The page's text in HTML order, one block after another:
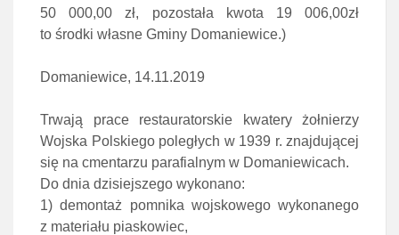
50 000,00 zł, pozostała kwota 19 006,00zł
to środki własne Gminy Domaniewice.)
Domaniewice, 14.11.2019
Trwają prace restauratorskie kwatery żołnierzy
Wojska Polskiego poległych w 1939 r. znajdującej
się na cmentarzu parafialnym w Domaniewicach.
Do dnia dzisiejszego wykonano:
1) demontaż pomnika wojskowego wykonanego
z materiału piaskowiec,